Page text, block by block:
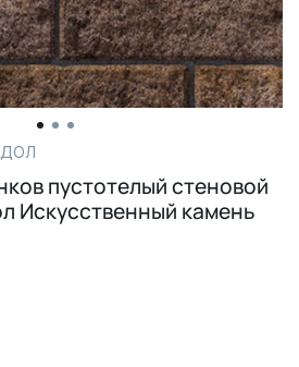
ДОЛ
пустотелый стеновой
Искусственный камень